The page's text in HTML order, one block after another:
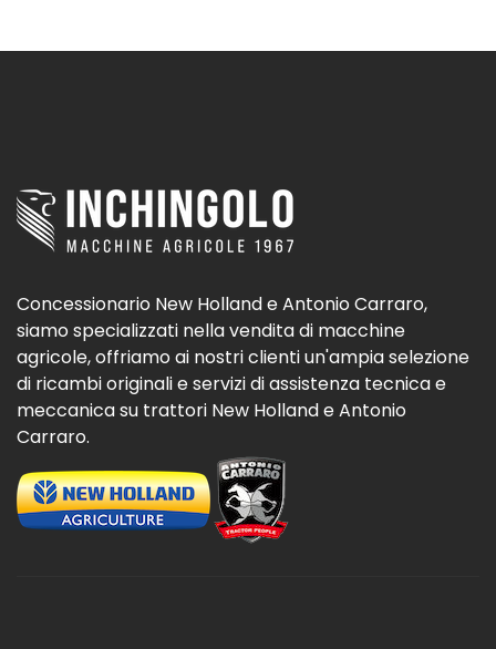
Concessionario New Holland e Antonio Carraro,
siamo specializzati nella vendita di macchine
agricole, offriamo ai nostri clienti un'ampia selezione
di ricambi originali e servizi di assistenza tecnica e
meccanica su trattori New Holland e Antonio
Carraro.